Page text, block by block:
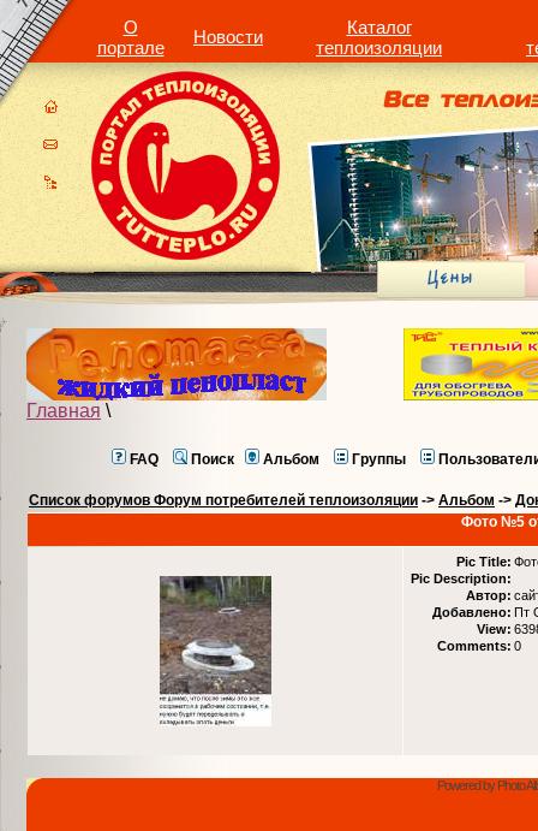
О
портале
Новости
Каталог
теплоизоляции
Главная \
FAQ Поиск Альбом Группы
Список форумов Форум потребителей теплоизоляции -> Альбом ->
Фото №5
Pic Title:
Pic Description:
Автор:
Добавлено: Пт
View:
Comments: 0
Powered by Photo